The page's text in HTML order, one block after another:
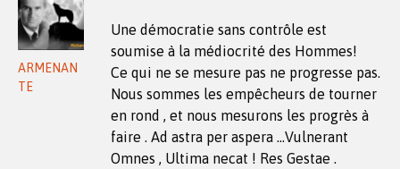
ARMENAN
TE
Une démocratie sans contrôle est
soumise à la médiocrité des Hommes!
Ce qui ne se mesure pas ne progresse pas.
Nous sommes les empêcheurs de tourner
en rond , et nous mesurons les progrès à
faire . Ad astra per aspera …Vulnerant
Omnes , Ultima necat ! Res Gestae .